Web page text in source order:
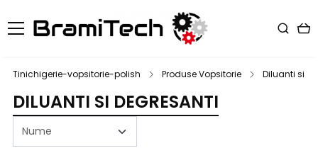
Tinichigerie-vopsitorie-polish Produse Vopsitorie Diluanti si
DILUANTI SI DEGRESANTI